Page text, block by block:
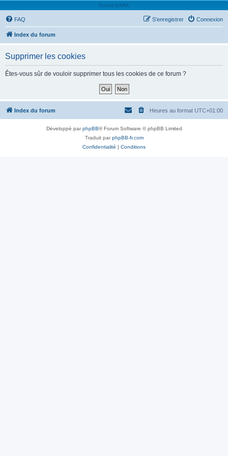
Portail SARA
FAQ Connexion
S’enregistrer
Index du forum
Supprimer les cookies
Êtes-vous sûr de vouloir supprimer tous les cookies de ce forum ?
Index du forum Heures au format UTC+01:00
Développé parphpBB® Forum Software © phpBB Limited
Traduit parphpBB-fr.com
Confidentialité | Conditions